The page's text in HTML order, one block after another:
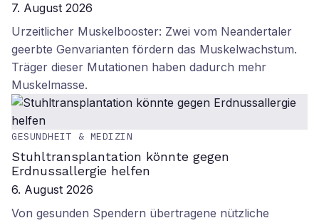
7. August 2026
Urzeitlicher Muskelbooster: Zwei vom Neandertaler
geerbte Genvarianten fördern das Muskelwachstum.
Träger dieser Mutationen haben dadurch mehr
Muskelmasse.
GESUNDHEIT & MEDIZIN
Stuhltransplantation könnte gegen
Erdnussallergie helfen
6. August 2026
Von gesunden Spendern übertragene nützliche